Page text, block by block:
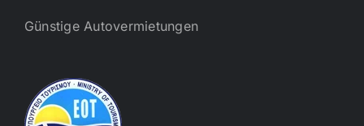
Günstige Autovermietungen